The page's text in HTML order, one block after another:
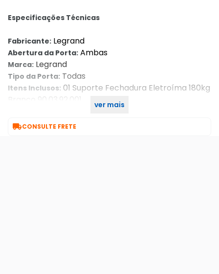
Especificações Técnicas
Fabricante: Legrand
Abertura da Porta: Ambas
Marca: Legrand
Tipo da Porta: Todas
Itens Inclusos: 01 Suporte Fechadura Eletroíma 180kg
Branco 90.03.92.001
ver mais
CONSULTE FRETE